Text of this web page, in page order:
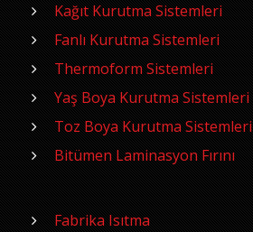
Kağıt Kurutma Sistemleri
Fanlı Kurutma Sistemleri
Thermoform Sistemleri
Yaş Boya Kurutma Sistemleri
Toz Boya Kurutma Sistemleri
Bitümen Laminasyon Fırını
Fabrika Isıtma